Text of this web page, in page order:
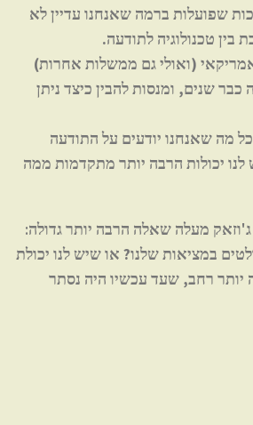
שפועלות ברמה שאנחנו עדיין לא
טכנולוגיה לתודעה.
(ואולי גם ממשלות אחרות)
שנים, ומנסות להבין כיצד ניתן
מה שאנחנו יודעים על התודעה
לנו יכולות הרבה יותר מתקדמות ממה
מעלה שאלה הרבה יותר גדולה:
במציאות שלנו? או שיש לנו יכולת
רחב, שעד עכשיו היה נסתר